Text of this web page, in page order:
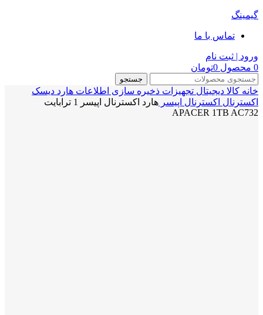
گیمینگ
تماس با ما
ورود | ثبت نام
0 محصول 0تومان
جستجو
خانه کالا دیجیتال تجهیزات ذخیره سازی اطلاعات هارد دیسک
اکسترنال اکسترنال اپیسر
هارد اکسترنال اپیسر 1 ترابایت
APACER 1TB AC732